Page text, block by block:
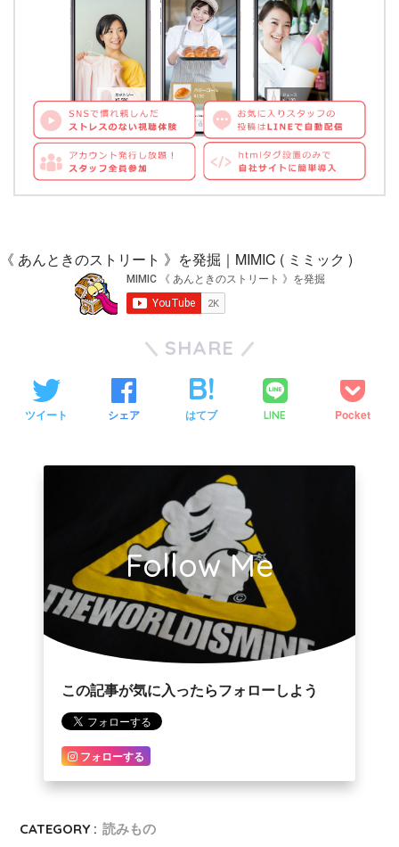
《 あんときのストリート 》を発掘｜MIMIC ( ミミック )
SHARE
ツイート シェア はてブ LINE Pocket
Follow Me
この記事が気に入ったらフォローしよう
フォローする
CATEGORY : 読みもの